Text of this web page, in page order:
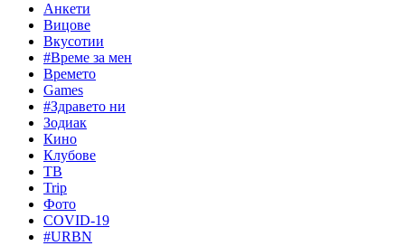
Анкети
Вицове
Вкусотии
#Време за мен
Времето
Games
#Здравето ни
Зодиак
Кино
Клубове
ТВ
Trip
Фото
COVID-19
#URBN